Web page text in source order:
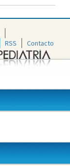
RSS Contacto